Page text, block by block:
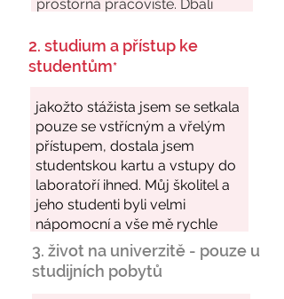
2. studium a přístup ke
studentům*
3. život na univerzitě - pouze u
studijních pobytů